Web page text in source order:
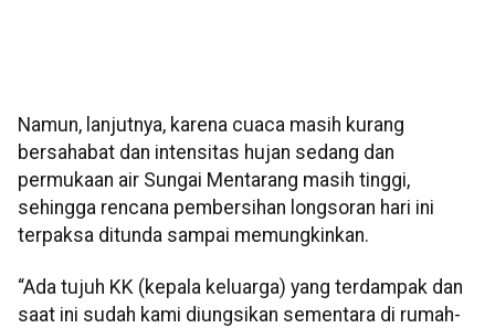
Namun, lanjutnya, karena cuaca masih kurang
bersahabat dan intensitas hujan sedang dan
permukaan air Sungai Mentarang masih tinggi,
sehingga rencana pembersihan longsoran hari ini
terpaksa ditunda sampai memungkinkan.
“Ada tujuh KK (kepala keluarga) yang terdampak dan
saat ini sudah kami diungsikan sementara di rumah-